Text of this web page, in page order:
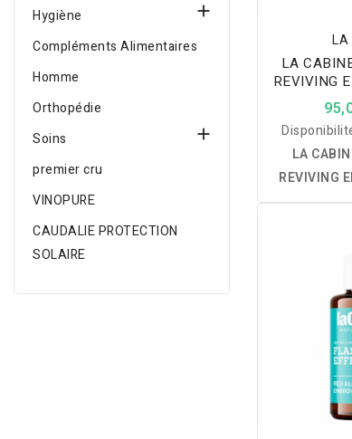
Hygiène 
Compléments Alimentaires
Homme
Orthopédie
Soins

premier cru
VINOPURE
CAUDALIE PROTECTION
SOLAIRE
LA
LA
REVIVING
LA
REVIVING
anti-âge
enrichi en
Neiges,
Algues de
Carnosine
profondes,
et